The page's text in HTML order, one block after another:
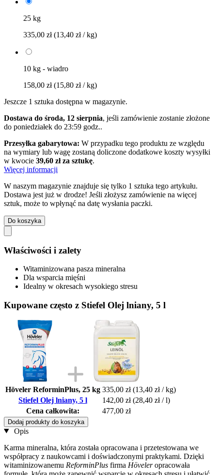
25 kg
335,00 zł(13,40 zł / kg)
10 kg - wiadro
158,00 zł(15,80 zł / kg)
Jeszcze 1 sztuka dostępna w magazynie.
Dostawa do środa, 12 sierpnia, jeśli zamówienie zostanie złożone
do poniedziałek do 23:59 godz..
Przesyłka gabarytowa: W przypadku tego produktu ze względu
na wymiary lub wagę zostaną doliczone dodatkowe koszty wysyłki
w kwocie 39,60 zł za sztukę.
Więcej informacji
W naszym magazynie znajduje się tylko 1 sztuka tego artykułu.
Dostawa jest już w drodze! Jeśli złożysz zamówienie na więcej
sztuk, może to wpłynąć na datę wysłania paczki.
Do koszyka
Właściwości i zalety
Witaminizowana pasza mineralna
Dla wsparcia mięśni
Idealny w okresach wysokiego stresu
Kupowane często z Stiefel Olej lniany, 5 l
Höveler ReforminPlus, 25 kg 335,00 zł (13,40 zł / kg)
Stiefel Olej lniany, 5 l
142,00 zł (28,40 zł / l)
Cena całkowita:
477,00 zł
Dodaj produkty do koszyka
Opis
Karma mineralna, która została opracowana i przetestowana we
współpracy z naukowcami i doświadczonymi praktykami. Dzięki
witaminizowanemu ReforminPlus firma Höveleropracowała